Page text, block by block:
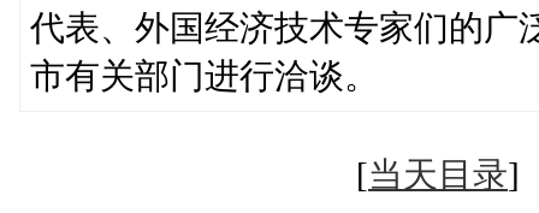
代表、外国经济技术专家们的广
市有关部门进行洽谈。
[当天目录